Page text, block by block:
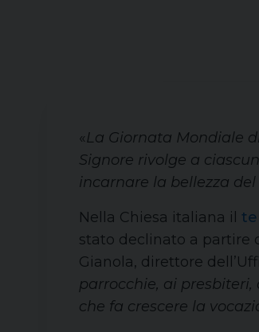
«La Giornata Mondiale
Signore rivolge a
incarnare la bellezza
Nella Chiesa italiana il
stato declinato a partire
Gianola, direttore
parrocchie, ai
che fa crescere la